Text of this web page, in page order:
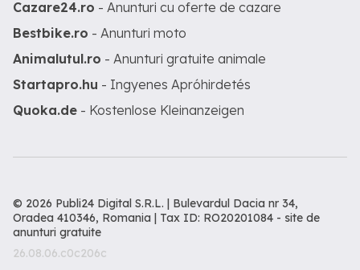
Cazare24.ro - Anunturi cu oferte de cazare
Bestbike.ro - Anunturi moto
Animalutul.ro - Anunturi gratuite animale
Startapro.hu - Ingyenes Apróhirdetés
Quoka.de - Kostenlose Kleinanzeigen
© 2026 Publi24 Digital S.R.L. | Bulevardul Dacia nr 34,
Oradea 410346, Romania | Tax ID: RO20201084 - site de
anunturi gratuite
26.08.06.c0c206c